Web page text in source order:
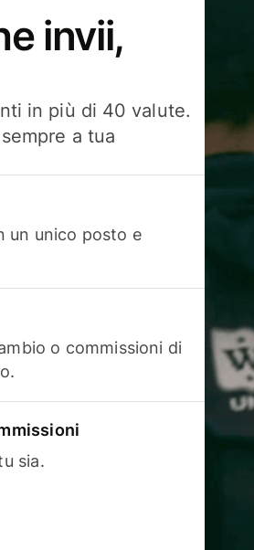
invii,
in più di 40 valute.
a tua
un unico posto e
o commissioni di
sia.